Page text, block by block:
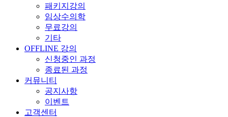
패키지강의
임상수의학
무료강의
기타
OFFLINE 강의
신청중인 과정
종료된 과정
커뮤니티
공지사항
이벤트
고객센터